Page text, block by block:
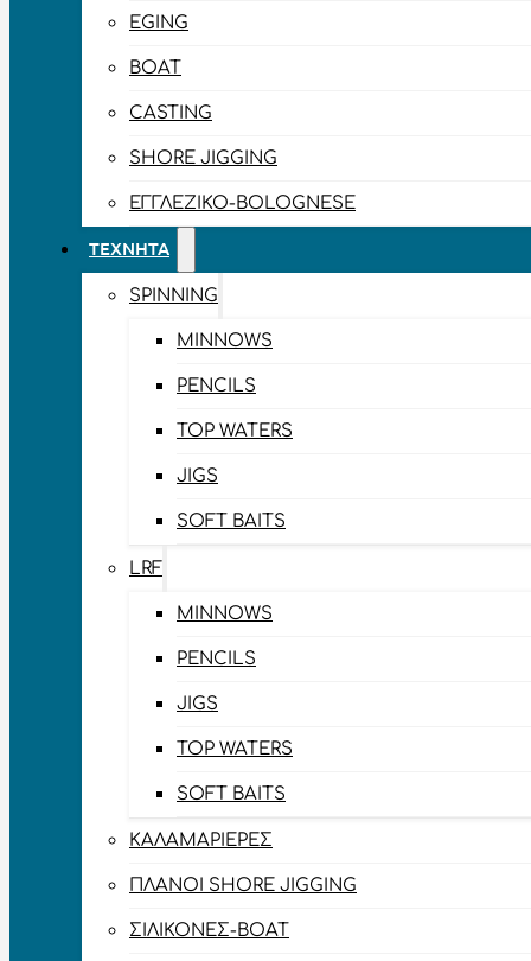
EGING
BOAT
CASTING
SHORE JIGGING
ΕΓΓΛΈΖΙΚΟ-BOLOGNESE
ΤΕΧΝΗΤΆ
SPINNING
MINNOWS
PENCILS
TOP WATERS
JIGS
SOFT BAITS
LRF
MINNOWS
PENCILS
JIGS
TOP WATERS
SOFT BAITS
ΚΑΛΑΜΑΡΙΈΡΕΣ
ΠΛΆΝΟΙ SHORE JIGGING
ΣΙΛΙΚΌΝΕΣ-BOAT